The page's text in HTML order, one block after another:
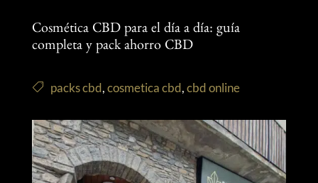
Cosmética CBD para el día a día: guía
completa y pack ahorro CBD
packs cbd,cosmetica cbd,cbd online